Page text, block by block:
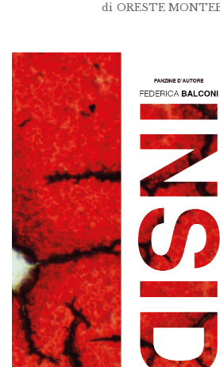
di ORESTE